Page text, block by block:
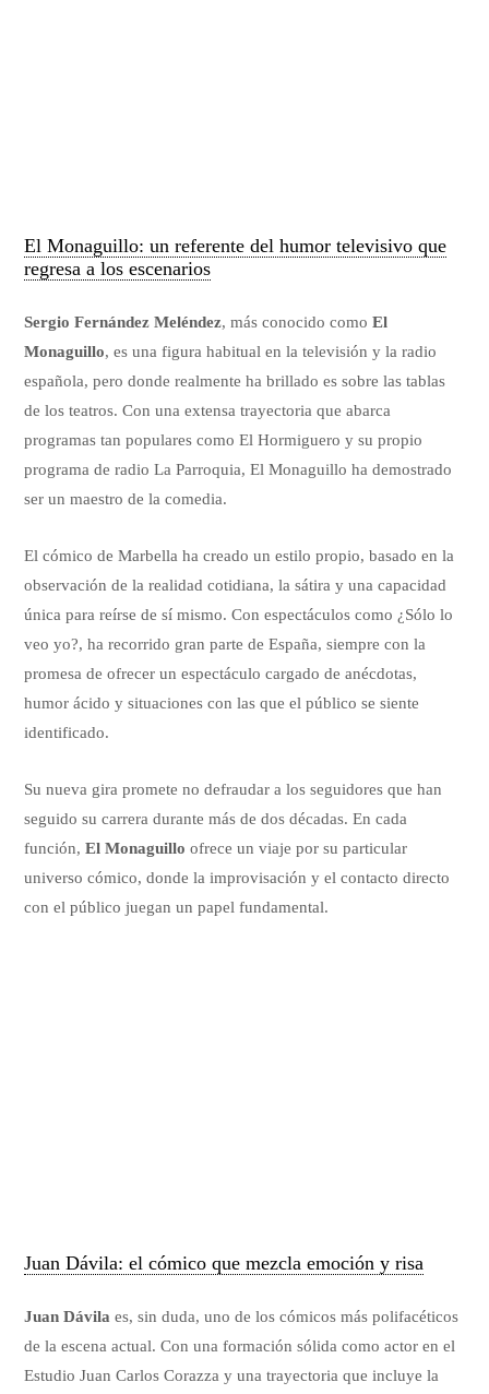
El Monaguillo: un referente del humor televisivo que
regresa a los escenarios
Sergio Fernández Meléndez, más conocido comoEl
Monaguillo, es una figura habitual en la televisión y la radio
española, pero donde realmente ha brillado es sobre las tablas
de los teatros. Con una extensa trayectoria que abarca
programas tan populares como El Hormiguero y su propio
programa de radio La Parroquia, El Monaguillo ha demostrado
ser un maestro de la comedia.
El cómico de Marbella ha creado un estilo propio, basado en la
observación de la realidad cotidiana, la sátira y una capacidad
única para reírse de sí mismo. Con espectáculos como ¿Sólo lo
veo yo?, ha recorrido gran parte de España, siempre con la
promesa de ofrecer un espectáculo cargado de anécdotas,
humor ácido y situaciones con las que el público se siente
identificado.
Su nueva gira promete no defraudar a los seguidores que han
seguido su carrera durante más de dos décadas. En cada
función,El Monaguillo ofrece un viaje por su particular
universo cómico, donde la improvisación y el contacto directo
con el público juegan un papel fundamental.
Juan Dávila: el cómico que mezcla emoción y risa
Juan Dávila es, sin duda, uno de los cómicos más polifacéticos
de la escena actual. Con una formación sólida como actor en el
Estudio Juan Carlos Corazza y una trayectoria que incluye la